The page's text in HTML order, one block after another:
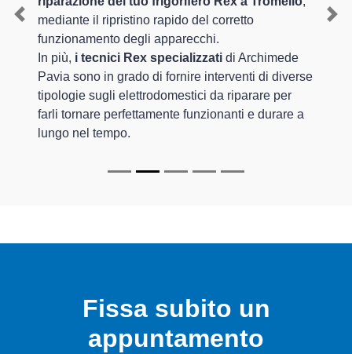
mediante il ripristino rapido del corretto
funzionamento degli apparecchi.
In più, i tecnici Rex specializzati di Archimede
Pavia sono in grado di fornire interventi di diverse
tipologie sugli elettrodomestici da riparare per
farli tornare perfettamente funzionanti e durare a
lungo nel tempo.
Previous
Fissa subito un
appuntamento